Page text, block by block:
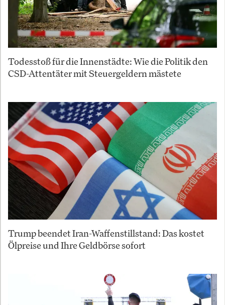
Todesstoß für die Innenstädte: Wie die Politik den
CSD-Attentäter mit Steuergeldern mästete
Trump beendet Iran-Waffenstillstand: Das kostet
Ölpreise und Ihre Geldbörse sofort